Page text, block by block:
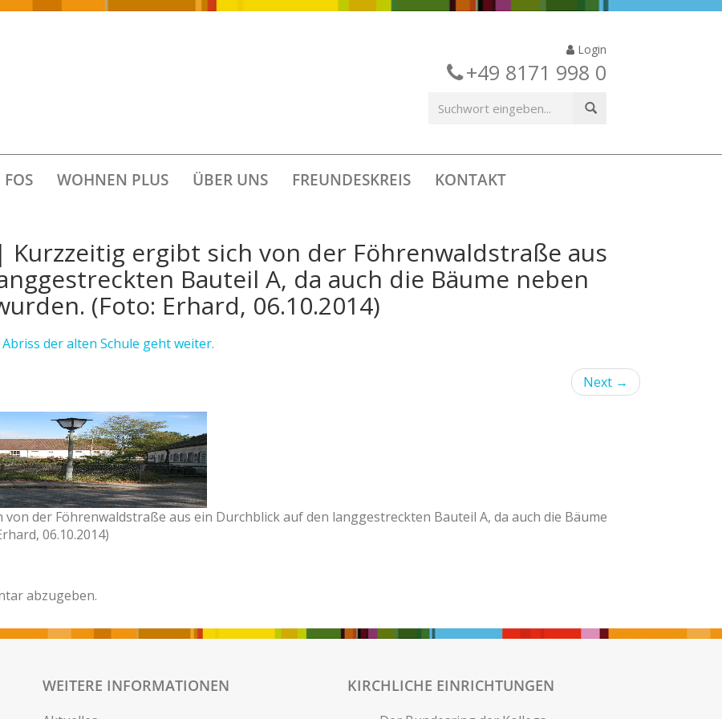
Login
+49 8171 998 0
FOS WOHNEN PLUS ÜBER UNS FREUNDESKREIS KONTAKT
ergibt sich von der Föhrenwaldstraße aus
Bauteil A, da auch die Bäume neben
(Foto: Erhard, 06.10.2014)
der alten Schule geht weiter.
Next →
der Föhrenwaldstraße aus ein Durchblick auf den langgestreckten Bauteil A, da auch die Bäume
06.10.2014)
abzugeben.
WEITERE INFORMATIONEN KIRCHLICHE EINRICHTUNGEN